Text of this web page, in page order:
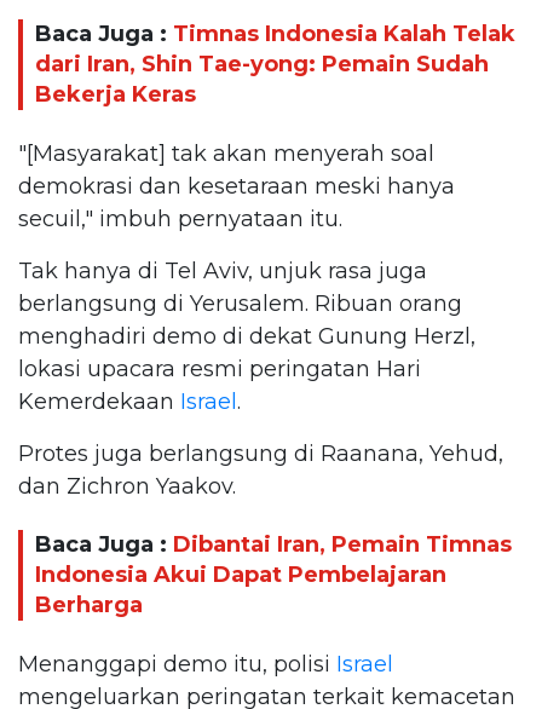
Baca Juga : Timnas Indonesia Kalah Telak
dari Iran, Shin Tae-yong: Pemain Sudah
Bekerja Keras
"[Masyarakat] tak akan menyerah soal
demokrasi dan kesetaraan meski hanya
secuil," imbuh pernyataan itu.
Tak hanya di Tel Aviv, unjuk rasa juga
berlangsung di Yerusalem. Ribuan orang
menghadiri demo di dekat Gunung Herzl,
lokasi upacara resmi peringatan Hari
Kemerdekaan Israel .
Protes juga berlangsung di Raanana, Yehud,
dan Zichron Yaakov.
Baca Juga : Dibantai Iran, Pemain Timnas
Indonesia Akui Dapat Pembelajaran
Berharga
Menanggapi demo itu, polisi Israel
mengeluarkan peringatan terkait kemacetan